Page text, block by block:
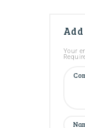
Your